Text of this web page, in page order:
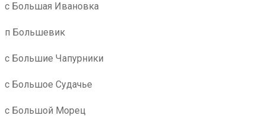
с Большая Ивановка
п Большевик
с Большие Чапурники
с Большое Судачье
с Большой Морец